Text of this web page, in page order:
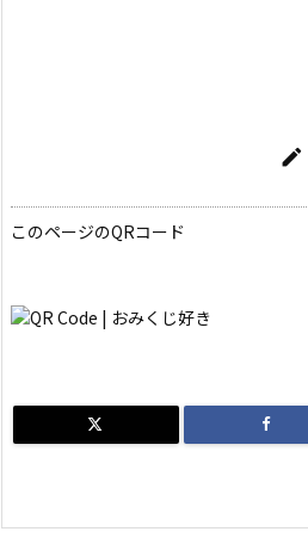

このページのQRコード